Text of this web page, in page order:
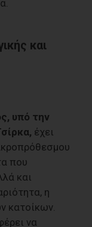
και
υπό την
έχει
που
και
η
κατοίκων.
να